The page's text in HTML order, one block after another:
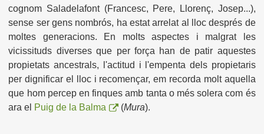
cognom Saladelafont (Francesc, Pere, Llorenç, Josep...),
sense ser gens nombrós, ha estat arrelat al lloc després de
moltes generacions. En molts aspectes i malgrat les
vicissituds diverses que per força han de patir aquestes
propietats ancestrals, l'actitud i l'empenta dels propietaris
per dignificar el lloc i recomençar, em recorda molt aquella
que hom percep en finques amb tanta o més solera com és
ara el Puig de la Balma (Mura).